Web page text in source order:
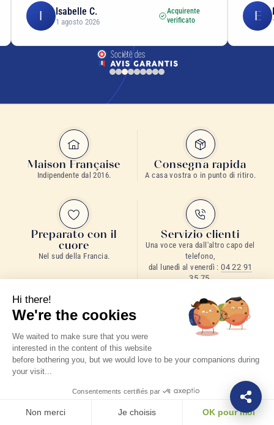
I Isabelle C.
1 agosto 2026
Acquirente
verificato
E
Maison Française
Indipendente dal 2016.
Consegna rapida
A casa vostra o in punto di ritiro.
Preparato con il
cuore
Nel sud della Francia.
Servizio clienti
Una voce vera dall'altro capo del
telefono,
dal lunedì al venerdì :04 22 91
35 75.
LA LETTERA DELLA MAISON
neanche una goccia.
Condividere, trasmettere: i nostri tè, i nostri consigli, qualche
Hi there!
We're the cookies
We waited to make sure that you were
interested in the content of this website
before bothering you, but we would love to be your companions during
your visit...
Consentements certifiés par
Non merci Je choisis OK pour moi